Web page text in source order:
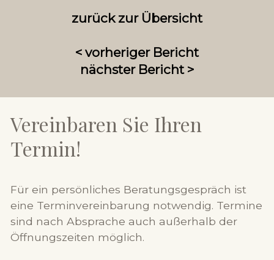
zurück zur Übersicht
< vorheriger Bericht
nächster Bericht >
Vereinbaren Sie Ihren
Termin!
Für ein persönliches Beratungsgespräch ist
eine Terminvereinbarung notwendig. Termine
sind nach Absprache auch außerhalb der
Öffnungszeiten möglich.